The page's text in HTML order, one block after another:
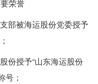
荣誉
部被海运股份党委授予
份授予“山东海运股份
号；